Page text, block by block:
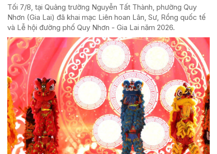
Tối 7/8, tại Quảng trường Nguyễn Tất Thành, phường Quy
Nhơn (Gia Lai) đã khai mạc Liên hoan Lân, Sư, Rồng quốc tế
và Lễ hội đường phố Quy Nhơn - Gia Lai năm 2026.